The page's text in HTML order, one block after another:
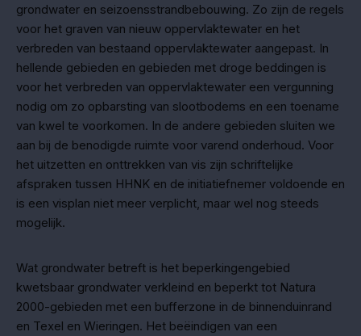
grondwater en seizoensstrandbebouwing. Zo zijn de regels
voor het graven van nieuw oppervlaktewater en het
verbreden van bestaand oppervlaktewater aangepast. In
hellende gebieden en gebieden met droge beddingen is
voor het verbreden van oppervlaktewater een vergunning
nodig om zo opbarsting van slootbodems en een toename
van kwel te voorkomen. In de andere gebieden sluiten we
aan bij de benodigde ruimte voor varend onderhoud. Voor
het uitzetten en onttrekken van vis zijn schriftelijke
afspraken tussen HHNK en de initiatiefnemer voldoende en
is een visplan niet meer verplicht, maar wel nog steeds
mogelijk.
Wat grondwater betreft is het beperkingengebied
kwetsbaar grondwater verkleind en beperkt tot Natura
2000-gebieden met een bufferzone in de binnenduinrand
en Texel en Wieringen. Het beëindigen van een